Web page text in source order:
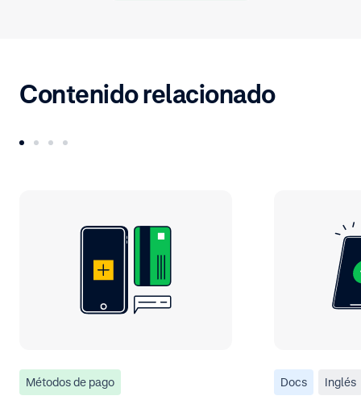
Contenido relacionado
Métodos de pago Docs Inglés